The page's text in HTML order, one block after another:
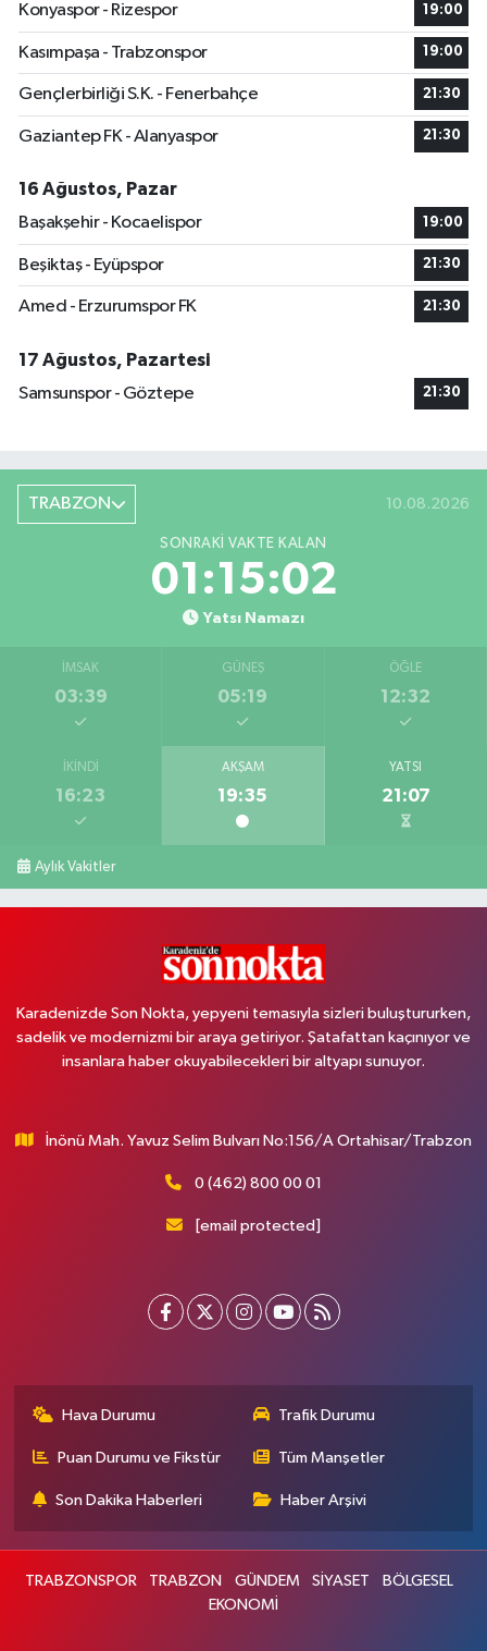
Konyaspor - Rizespor
19:00
Kasımpaşa - Trabzonspor 19:00
Gençlerbirliği S.K. - Fenerbahçe 21:30
Gaziantep FK - Alanyaspor 21:30
16 Ağustos, Pazar
Başakşehir - Kocaelispor
19:00
Beşiktaş - Eyüpspor 21:30
Amed - Erzurumspor FK 21:30
17 Ağustos, Pazartesi
Samsunspor - Göztepe
21:30
TRABZON 10.08.2026
SONRAKI VAKTE KALAN
01:15:01
Yatsı Namazı
İMSAK
03:39
GÜNEŞ
05:19
ÖĞLE
12:32
İKINDI
16:23
AKŞAM
19:35
YATSI
21:07
Aylık Vakitler
Karadenizde Son Nokta, yepyeni temasıyla sizleri buluştururken,
sadelik ve modernizmi bir araya getiriyor. Şatafattan kaçınıyor ve
insanlara haber okuyabilecekleri bir altyapı sunuyor.
İnönü Mah. Yavuz Selim Bulvarı No:156/A Ortahisar/Trabzon
0 (462) 800 00 01
[email protected]
Hava Durumu Trafik Durumu
Puan Durumu ve Fikstür Tüm Manşetler
Son Dakika Haberleri Haber Arşivi
TRABZONSPOR TRABZON GÜNDEM SİYASET
BÖLGESEL
EKONOMİ